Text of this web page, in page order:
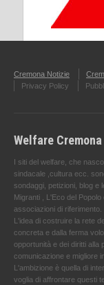
Cremona Notizie
Privacy Policy
Welfare
I siti del welfare, che
sindacale ,cultura ecc.
sondaggi, petizioni, blog e
Migranti , L'Eco del
associazioni di riferimento.
L'idea di costruire la rete
concreta e dalla ferma
opportunità e dei diritti alla
comunicazione e migliore
L'ambizione è quella di
voglia di affrontare questi